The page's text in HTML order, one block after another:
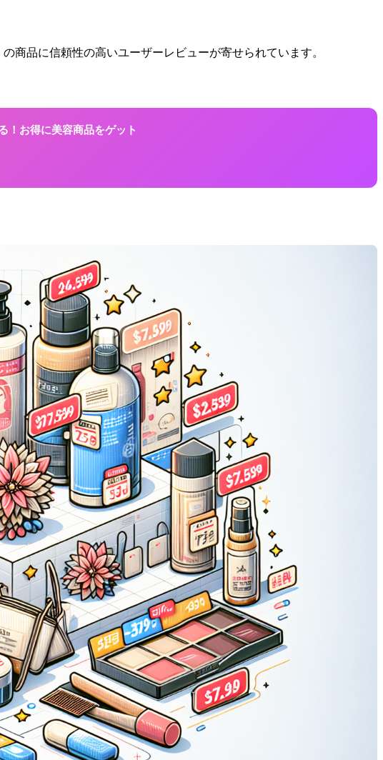
商品に信頼性の高いユーザーレビューが寄せられています。
！お得に美容商品をゲット